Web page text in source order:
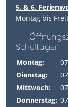
5. & 6.
Montag bis
Schultagen
Montag:
Dienstag:
Mittwoch:
Donnerstag: